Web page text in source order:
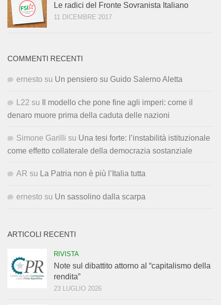
Le radici del Fronte Sovranista Italiano
11 DICEMBRE 2017
COMMENTI RECENTI
ernesto su Un pensiero su Guido Salerno Aletta
L22 su
Il modello che pone fine agli imperi: come il
denaro muore prima della caduta delle nazioni
Simone Garilli su Una tesi forte: l’instabilità istituzionale
come effetto collaterale della democrazia sostanziale
AR su La Patria non è più l’Italia tutta
ernesto su Un sassolino dalla scarpa
ARTICOLI RECENTI
RIVISTA
Note sul dibattito attorno al “capitalismo della
rendita”
23 LUGLIO 2026